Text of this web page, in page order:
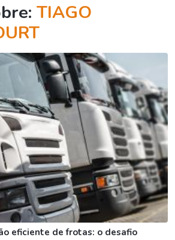
TIAGO
eficiente de frotas: o desafio